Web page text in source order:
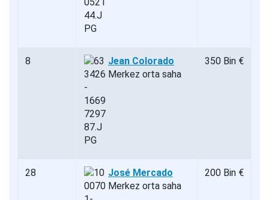
8
Jean Colorado
Merkez orta saha
350 Bin €
28
José Mercado
Merkez orta saha
200 Bin €